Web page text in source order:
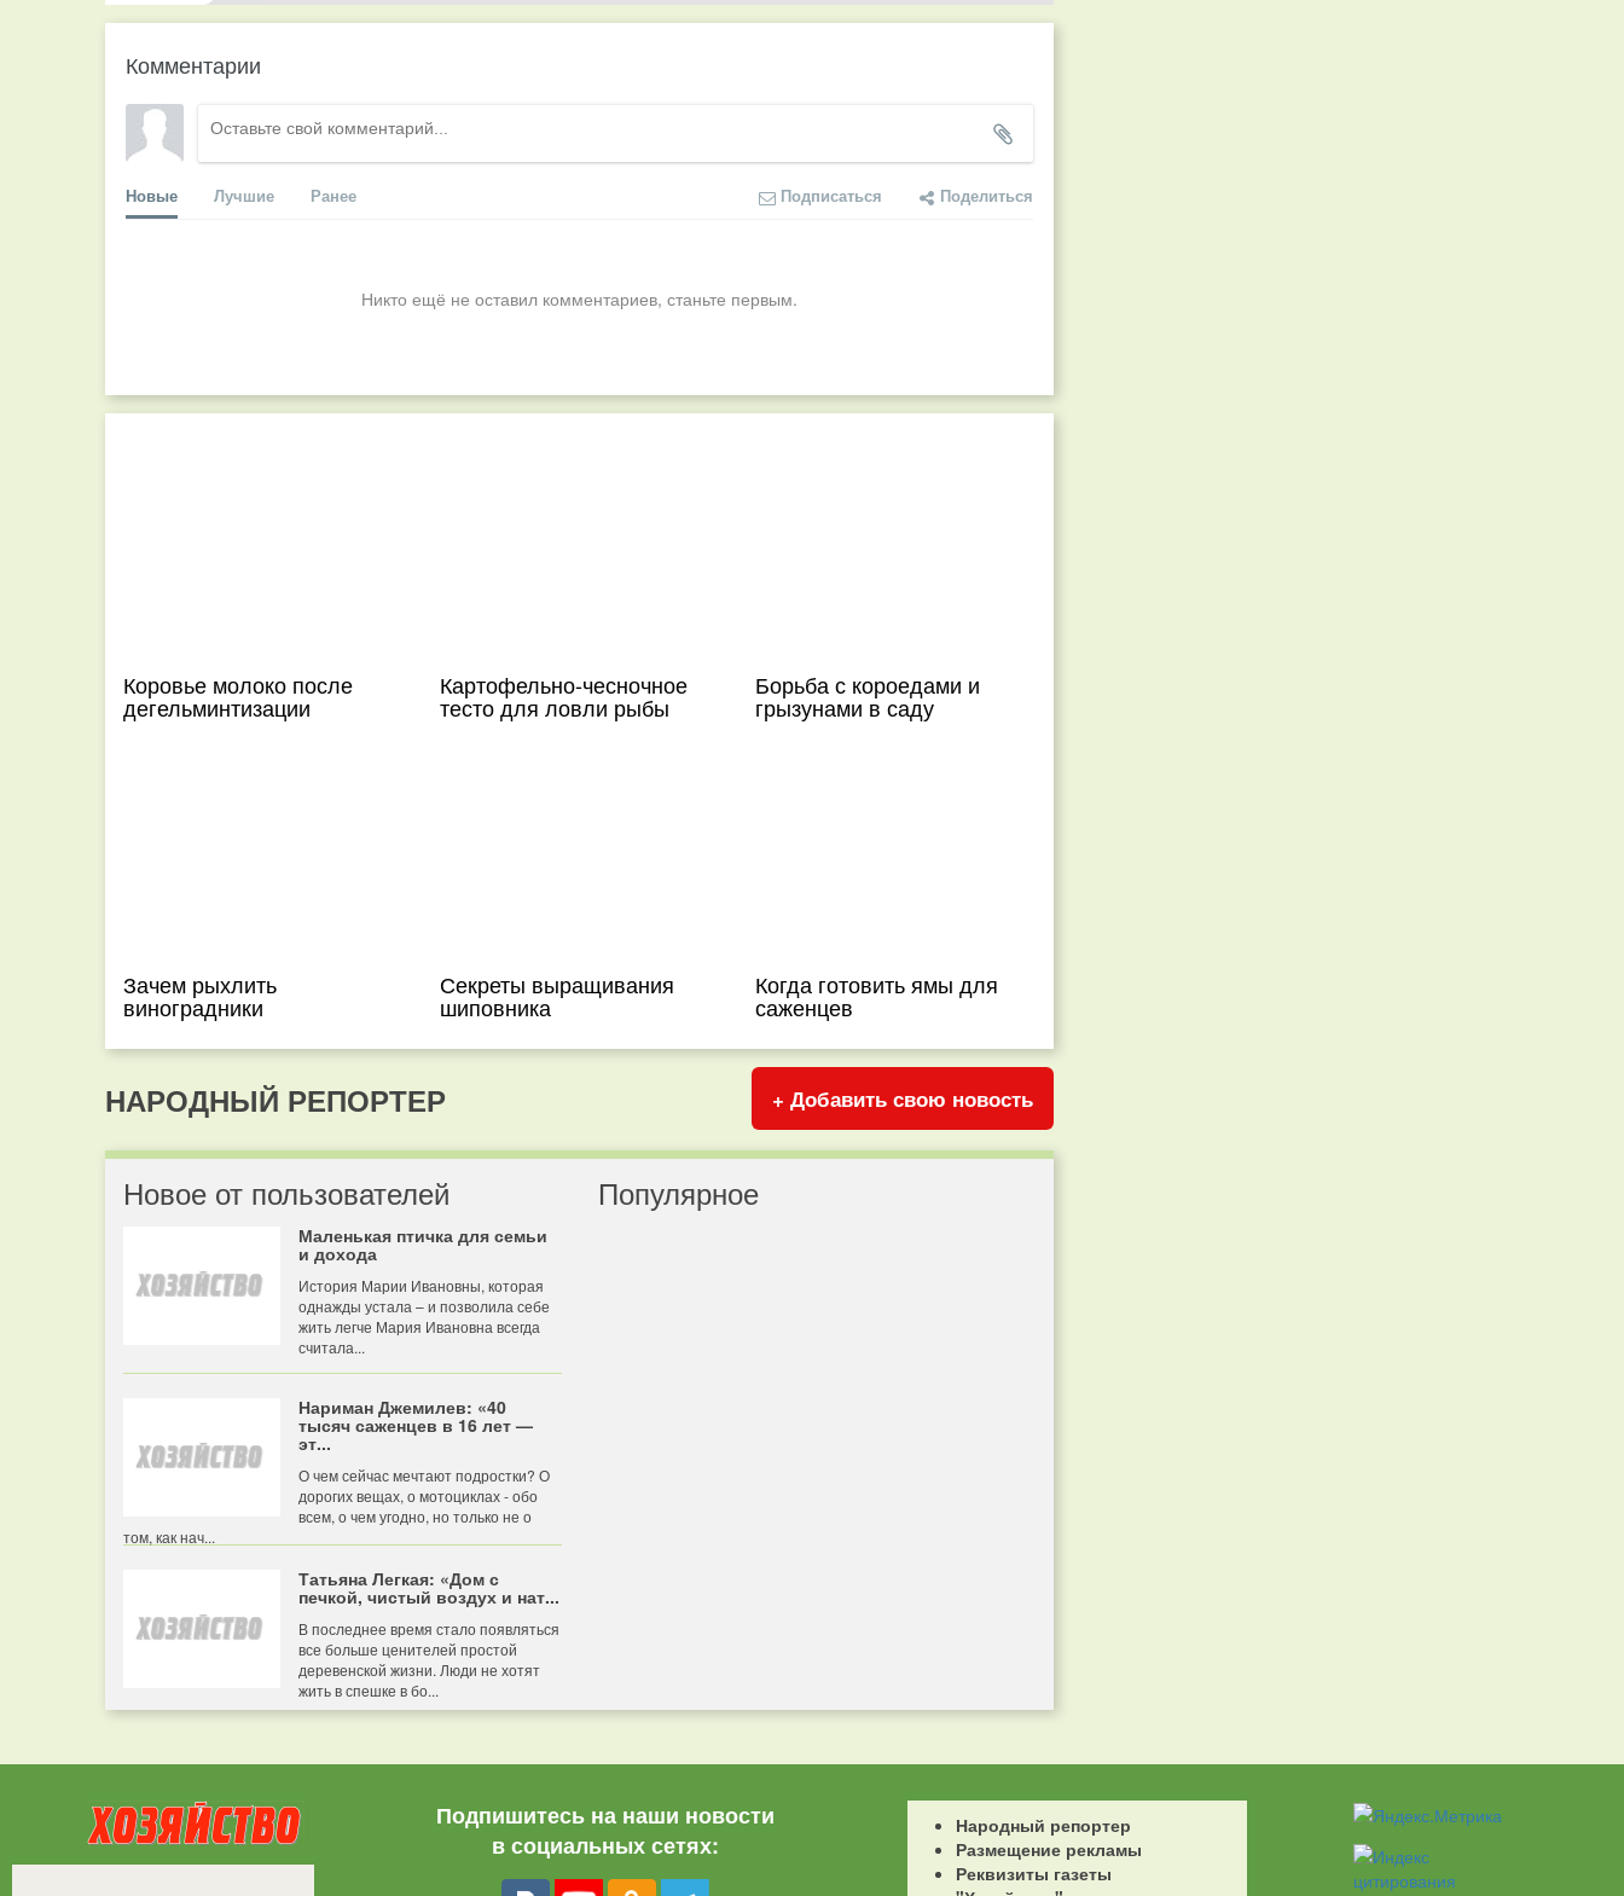
Комментарии
Новые Лучшие Ранее Подписаться Поделиться
Никто ещё не оставил комментариев, станьте первым.
Коровье молоко после
дегельминтизации
Картофельно-чесночное
тесто для ловли рыбы
Борьба с короедами и
грызунами в саду
Зачем рыхлить
виноградники
Секреты выращивания
шиповника
Когда готовить ямы для
саженцев
НАРОДНЫЙ РЕПОРТЕР + Добавить свою новость
Новое от пользователей
Маленькая птичка для семьи
и дохода
История Марии Ивановны, которая
однажды устала – и позволила себе
жить легче Мария Ивановна всегда
считала...
Нариман Джемилев: «40
тысяч саженцев в 16 лет —
эт...
О чем сейчас мечтают подростки? О
дорогих вещах, о мотоциклах - обо
всем, о чем угодно, но только не о
том, как нач...
Татьяна Легкая: «Дом с
печкой, чистый воздух и нат...
В последнее время стало появляться
все больше ценителей простой
деревенской жизни. Люди не хотят
жить в спешке в бо...
Популярное
Подпишитесь на наши новости
в социальных сетях:
Народный репортер
Размещение рекламы
Реквизиты газеты